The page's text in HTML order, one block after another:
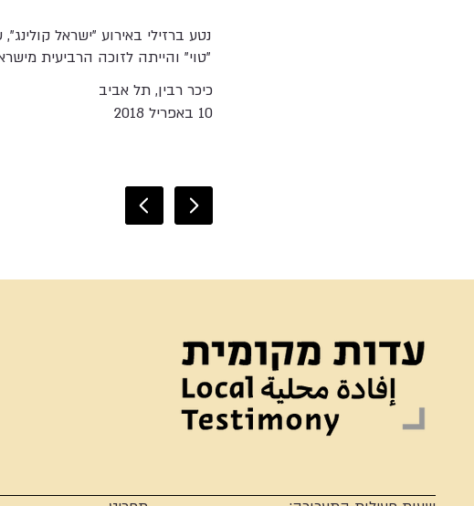
נטע ברזילי באירוע "ישראל
"טוי" והייתה לזוכה הרביעית
כיכר רבין, תל אביב
10 באפריל 2018